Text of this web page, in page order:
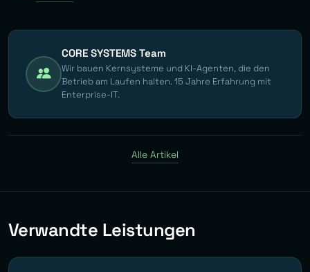
CORE SYSTEMS Team
Wir bauen Kernsysteme und KI-Agenten, die den
Betrieb am Laufen halten. 15 Jahre Erfahrung mit
Enterprise-IT.
Alle Artikel
Verwandte Leistungen